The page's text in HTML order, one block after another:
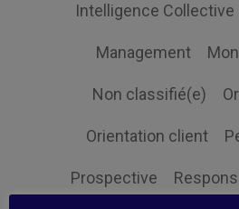
Intelligence Collective
Management
Non classifié(e)
Orientation client
Prospective